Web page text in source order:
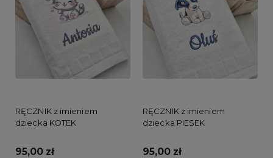
RĘCZNIK z imieniem
dziecka KOTEK
95,00 zł
RĘCZNIK z imieniem
dziecka PIESEK
95,00 zł